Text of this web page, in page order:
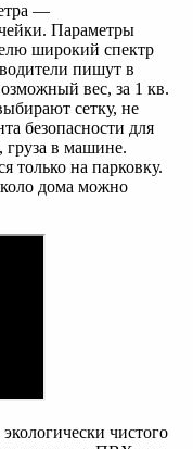
—
Параметры
широкий спектр
пишут в
вес, за 1 кв.
сетку, не
безопасности для
груза в машине.
только на парковку.
дома можно
чистого